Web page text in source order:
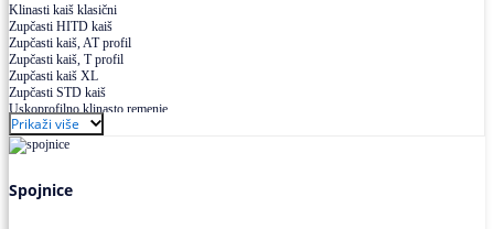
Klinasti kaiš klasični
Zupčasti HITD kaiš
Zupčasti kaiš, AT profil
Zupčasti kaiš, T profil
Zupčasti kaiš XL
Zupčasti STD kaiš
Uskoprofilno klinasto remenje
Uskoprofilno klinasto remenje spojeno
Uskoprofilno klinasto remenje XP extra power
Višekanalno remenje PJ,PK
Prikaži više
Spojnice